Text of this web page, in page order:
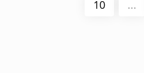
10
...